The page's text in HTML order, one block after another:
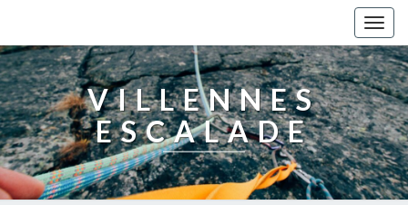
VILLENNES
ESCALADE